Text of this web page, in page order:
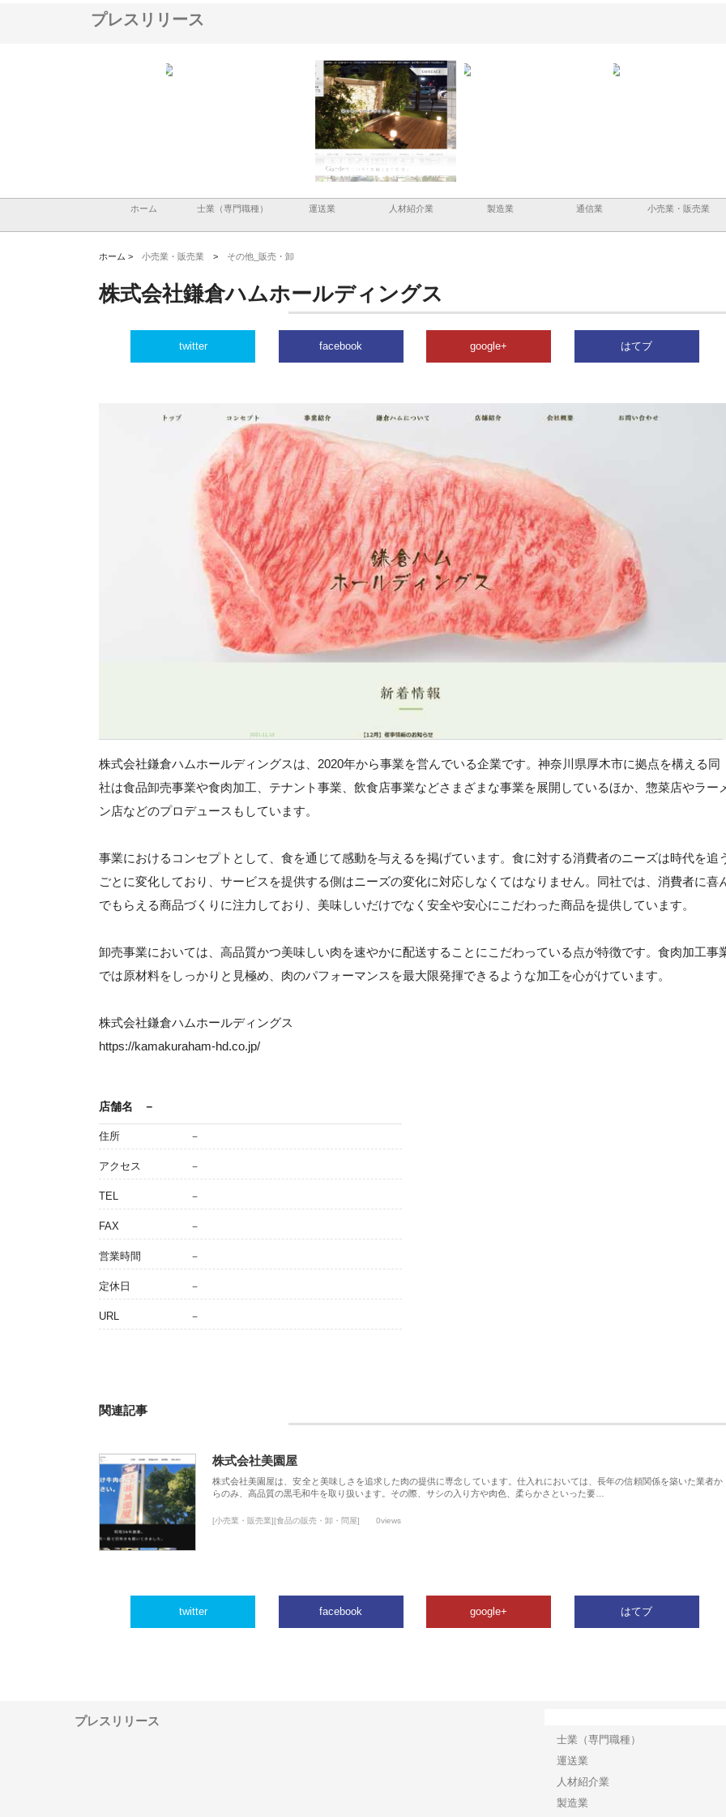
プレスリリース
と名古屋で叶える理想の外構空
ホーム 士業（専門職種） 運送業 人材紹介業 製造業 通信業 小売業・販売業
ホーム > 小売業・販売業 > その他_販売・卸
株式会社鎌倉ハムホールディングス
twitter facebook google+ はてブ
株式会社鎌倉ハムホールディングスは、2020年から事業を営んでいる企業です。神奈川県厚木市に拠点を構える同
社は食品卸売事業や食肉加工、テナント事業、飲食店事業などさまざまな事業を展開しているほか、惣菜店やラー
ン店などのプロデュースもしています。
事業におけるコンセプトとして、食を通じて感動を与えるを掲げています。食に対する消費者のニーズは時代を追
ごとに変化しており、サービスを提供する側はニーズの変化に対応しなくてはなりません。同社では、消費者に喜
でもらえる商品づくりに注力しており、美味しいだけでなく安全や安心にこだわった商品を提供しています。
卸売事業においては、高品質かつ美味しい肉を速やかに配送することにこだわっている点が特徴です。食肉加工事
では原材料をしっかりと見極め、肉のパフォーマンスを最大限発揮できるような加工を心がけています。
株式会社鎌倉ハムホールディングス
https://kamakuraham-hd.co.jp/
店舗名 －
住所 －
アクセス －
TEL －
FAX －
営業時間 －
定休日 －
URL －
関連記事
株式会社美園屋
株式会社美園屋は、安全と美味しさを追求した肉の提供に専念しています。仕入れにおいては、長年の信頼関係を築いた業者か
らのみ、高品質の黒毛和牛を取り扱います。その際、サシの入り方や肉色、柔らかさといった要…
[小売業・販売業][食品の販売・卸・問屋] 0views
twitter facebook google+ はてブ
プレスリリース
士業（専門職種）
運送業
人材紹介業
製造業